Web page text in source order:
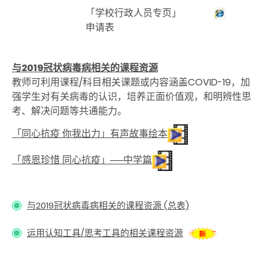
「学校行政人员专页」
申请表
与2019冠状病毒病相关的课程资源
教师可利用课程/科目相关课题或内容涵盖COVID-19，加
强学生对有关病毒的认识，培养正面价值观，和明辨性思
考、解决问题等共通能力。
「同心抗疫 你我出力」有声故事绘本
「感恩珍惜 同心抗疫」──中学篇
与2019冠状病毒病相关的课程资源 (总表)
运用认知工具/思考工具的相关课程资源